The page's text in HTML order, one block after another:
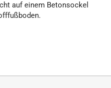
auf einem Betonsockel